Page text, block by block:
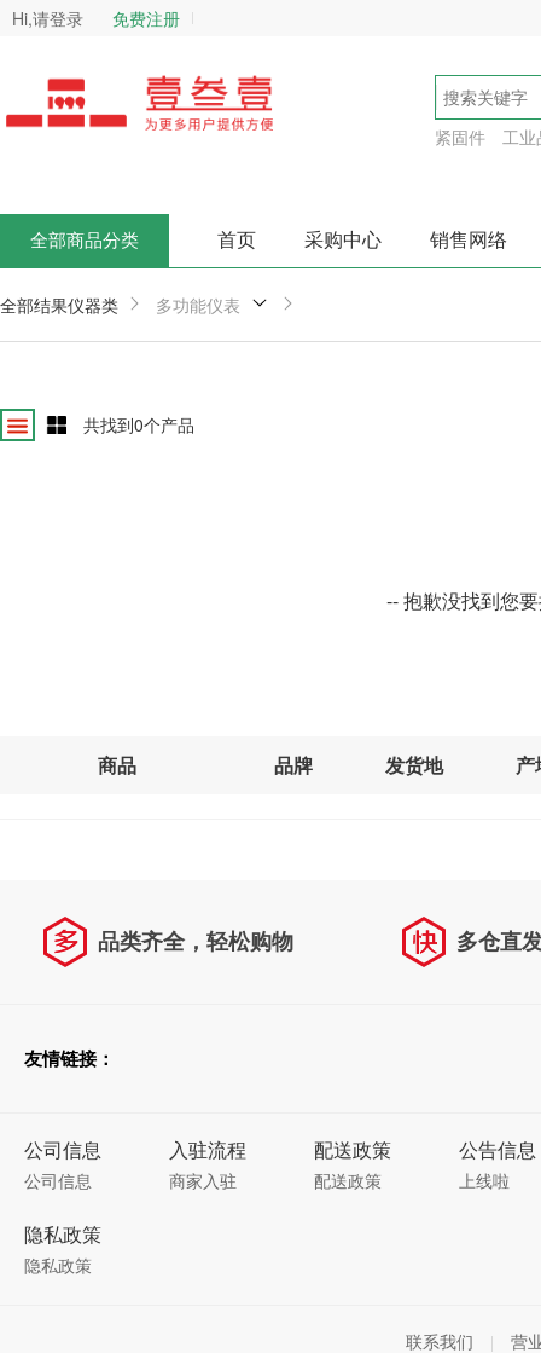
Hi,请登录 免费注册
紧固件 工业
全部商品分类 首页 采购中心 销售网络
全部结果仪器类 多功能仪表
共找到0个产品
-- 抱歉没找到您
商品 品牌 发货地 产
品类齐全，轻松购物 多仓直
友情链接：
公司信息
公司信息
入驻流程
商家入驻
配送政策
配送政策
公告信息
上线啦
隐私政策
隐私政策
联系我们 营